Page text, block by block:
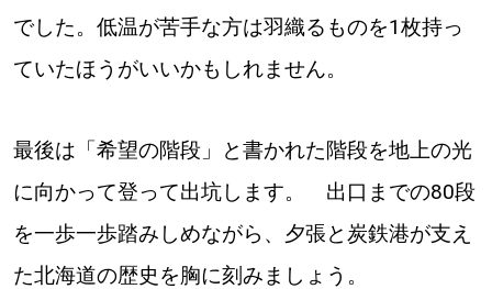
KEYWORD
Sitakke編集部あい
【いろんな価値観や生き方に触れたい】
Sitakke編集部 IKU
でした。低温が苦手な方は羽織るものを1枚持っ
ていたほうがいいかもしれません。
最後は「希望の階段」と書かれた階段を地上の光
に向かって登って出坑します。 出口までの80段
を一歩一歩踏みしめながら、夕張と炭鉄港が支え
た北海道の歴史を胸に刻みましょう。